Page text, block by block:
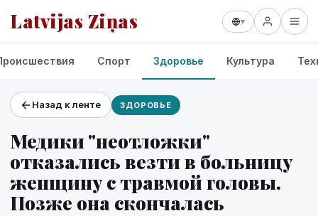
Latvijas Ziņas ▾
Проекты и сервисы
Прогноз погоды
Спорт Здоровье Культура
Назад к ленте ЗДОРОВЬЕ
Медики "неотложки"
отказались везти в больницу
женщину с травмой головы.
Позже она скончалась